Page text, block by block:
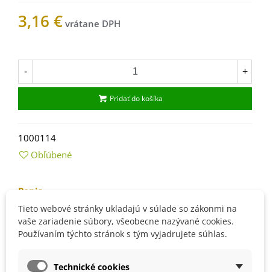
3,16 €
- +
Pridať do košíka
1000114
Obľúbené
Popis
Návod na pestovanie:
pred výsevom semená
namočíme na 24 hodín do
nasledujestudená stratifikácia
vo vlhkom piesku či
Tieto webové stránky ukladajú v súlade so zákonmi na
vaše zariadenie súbory, všeobecne nazývané cookies.
Používaním týchto stránok s tým vyjadrujete súhlas.
Technické cookies